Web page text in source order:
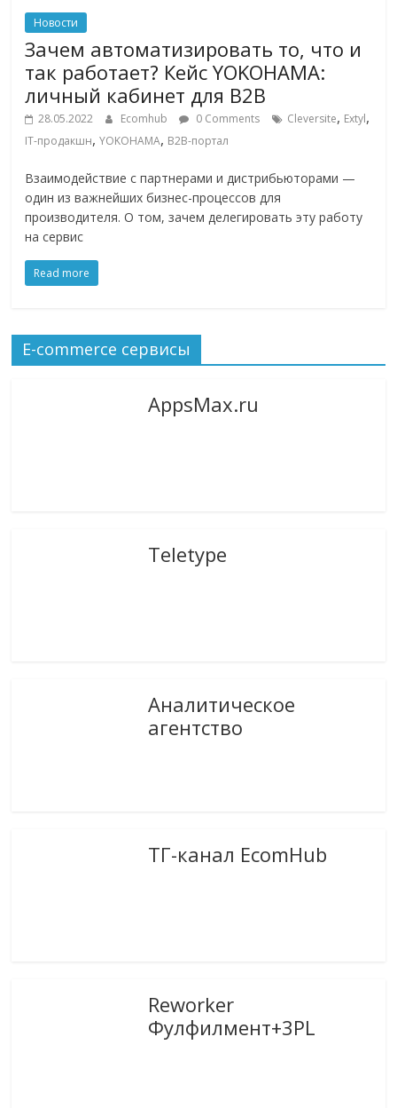
жизнь
людей
обсудить
эти
изменения
Новости
Зачем автоматизировать то, что и
так работает? Кейс YOKOHAMA:
личный кабинет для B2B
28.05.2022 Ecomhub 0 Comments Cleversite, Extyl,
IT-продакшн,YOKOHAMA, В2В-портал
Взаимодействие с партнерами и дистрибьюторами —
один из важнейших бизнес-процессов для
производителя. О том, зачем делегировать эту работу
на сервис
Read more
E-commerce сервисы
AppsMax.ru
Teletype
Аналитическое
агентство
ТГ-канал EcomHub
Reworker
Фулфилмент+3PL